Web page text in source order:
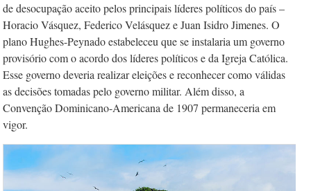
de desocupação aceito pe­los principais líderes políticos do país –
Ho­­racio Vásquez, Federico Velásquez e Juan Isidro Jimenes. O
plano Hughes-Peynado estabeleceu que se instalaria um governo
provisório com o acordo dos líderes políticos e da Igreja Católica.
Esse governo deveria realizar eleições e reconhecer como válidas
as decisões tomadas pelo governo militar. Além disso, a
Convenção Dominicano-Americana de 1907 permaneceria em
vigor.